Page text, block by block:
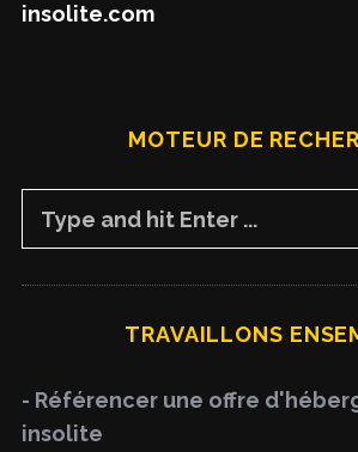
insolite.com
MOTEUR DE
f
o
TRAVAILLONS
- Référencer une offre
insolite